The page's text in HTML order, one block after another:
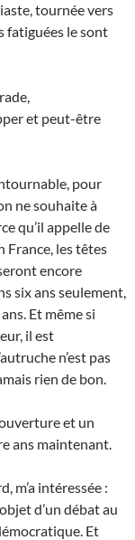
tournée vers
fatiguées le sont
et peut-être
pour
ne souhaite à
qu’il appelle de
France, les têtes
encore
six ans seulement,
Et même si
il est
n’est pas
rien de bon.
et un
ans maintenant.
m’a intéressée :
d’un débat au
Et